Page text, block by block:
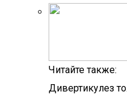
Читайте также:
Дивертикулез